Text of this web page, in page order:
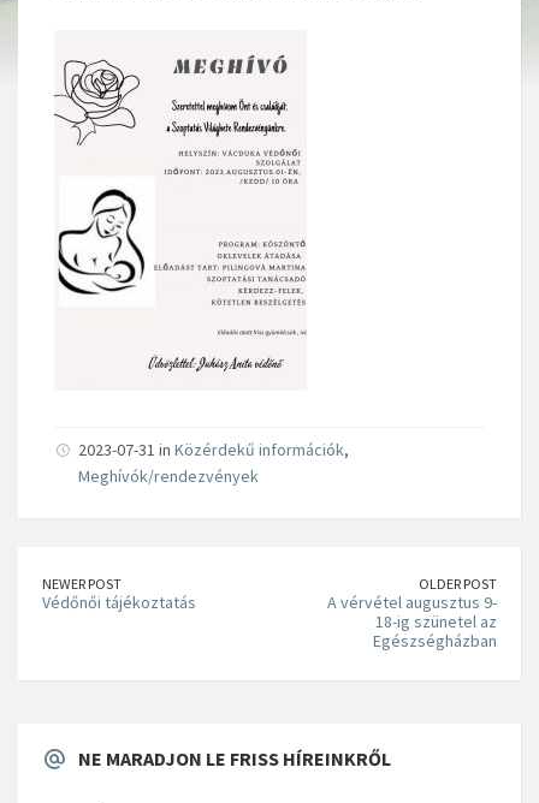
2023-07-31 in Közérdekű információk,
Meghívók/rendezvények
NEWER POST
Védőnői tájékoztatás
OLDER POST
A vérvétel augusztus 9-
18-ig szünetel az
Egészségházban
NE MARADJON LE FRISS HÍREINKRŐL